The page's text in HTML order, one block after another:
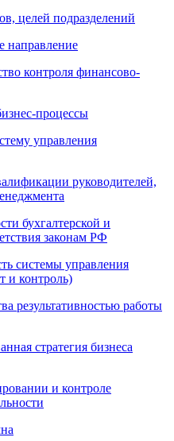
целей подразделений
направление
контроля финансово-
процессы
управления
руководителей,
бухгалтерской и
законам РФ
системы управления
и контроль)
результативностью работы
стратегия бизнеса
и контроле